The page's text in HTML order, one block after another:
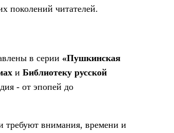
поколений читателей.
в серии «Пушкинская
и Библиотеку русской
- от эпопей до
требуют внимания, времени и